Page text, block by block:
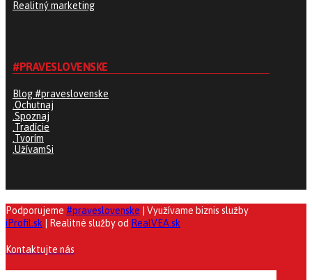
Realitný marketing
#PRAVESLOVENSKE
Blog #praveslovenske
.Ochutnaj
.Spoznaj
.Tradície
.Tvorím
.UžívamSi
Podporujeme #praveslovenske | Využívame biznis služby
iProfil.sk | Realitné služby od RealVEA.sk
Kontaktujte nás